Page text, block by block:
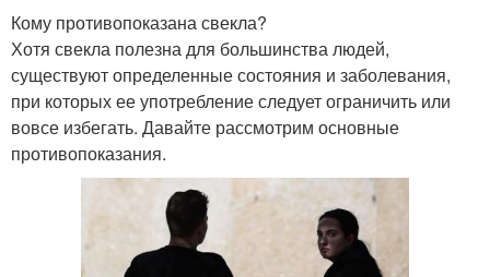
Кому противопоказана свекла?
Хотя свекла полезна для большинства людей,
существуют определенные состояния и заболевания,
при которых ее употребление следует ограничить или
вовсе избегать. Давайте рассмотрим основные
противопоказания.